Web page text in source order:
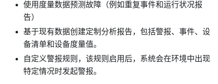
使用度量数据预测故障（例如重复事件和运行状况报
告）
基于现有数据创建定制分析报告，包括警报、事件、设
备清单和设备度量值。
自定义警报规则，该规则启用后，系统会在环境中出现
特定情况时发起警报。